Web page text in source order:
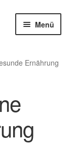
Menü
Ernährung